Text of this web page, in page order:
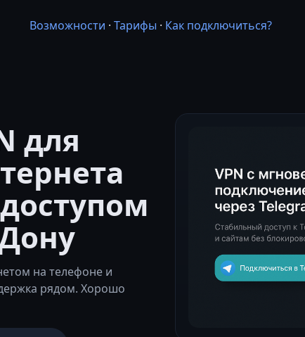
Возможности · Тарифы · Как подключиться?
для
на телефоне и
рядом. Хорошо